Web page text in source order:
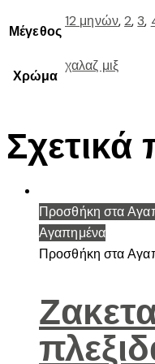
Μέγεθος
12 μηνών,2,3,
Χρώμα
χαλαζ μιξ
Σχετικά
Προσθήκη στα
Αγαπημένα
Προσθήκη στα